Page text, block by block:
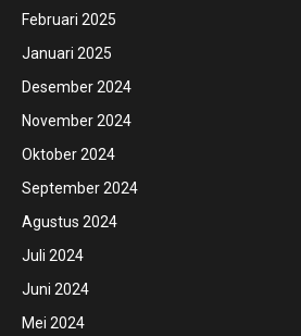
Februari 2025
Januari 2025
Desember 2024
November 2024
Oktober 2024
September 2024
Agustus 2024
Juli 2024
Juni 2024
Mei 2024